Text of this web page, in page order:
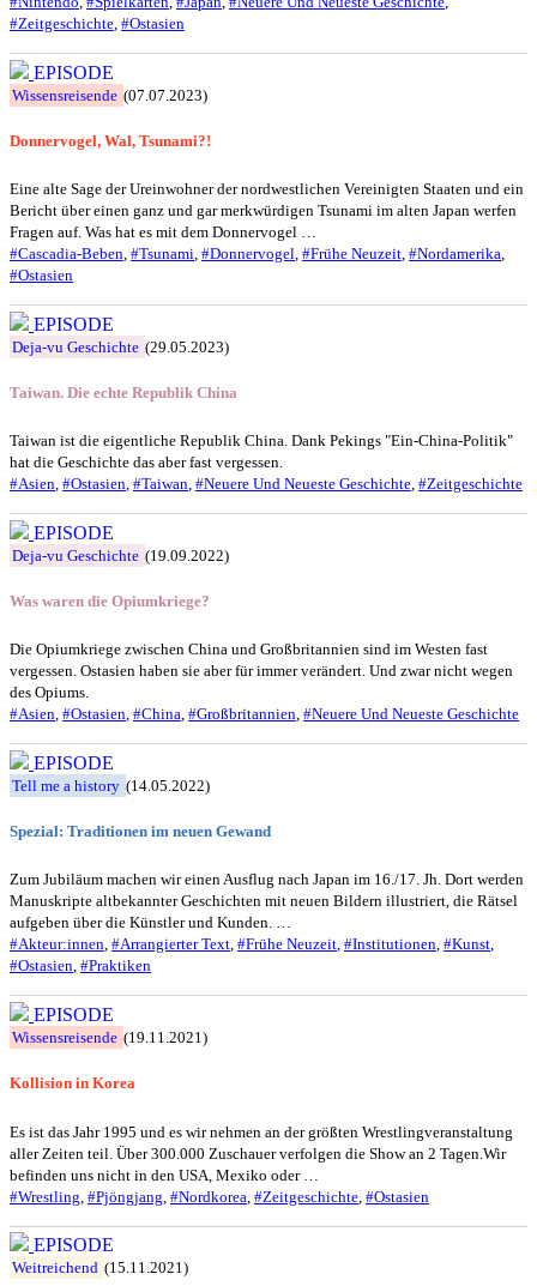
#Zeitgeschichte #Ostasien
EPISODE
Wissensreisende (07.07.2023)
Donnervogel, Wal, Tsunami?!
Eine alte Sage der Ureinwohner der nordwestlichen Vereinigten Staaten und ein
Bericht über einen ganz und gar merkwürdigen Tsunami im alten Japan werfen
Fragen auf. Was hat es mit dem Donnervogel …
#Cascadia-Beben, #Tsunami, #Donnervogel, #Frühe Neuzeit, #Nordamerika,
#Ostasien
EPISODE
Deja-vu Geschichte (29.05.2023)
Taiwan. Die echte Republik China
Taiwan ist die eigentliche Republik China. Dank Pekings "Ein-China-Politik"
hat die Geschichte das aber fast vergessen.
#Asien, #Ostasien, #Taiwan, #Neuere Und Neueste Geschichte, #Zeitgeschichte
EPISODE
Deja-vu Geschichte (19.09.2022)
Was waren die Opiumkriege?
Die Opiumkriege zwischen China und Großbritannien sind im Westen fast
vergessen. Ostasien haben sie aber für immer verändert. Und zwar nicht wegen
des Opiums.
#Asien, #Ostasien, #China, #Großbritannien, #Neuere Und Neueste Geschichte
EPISODE
Tell me a history (14.05.2022)
Spezial: Traditionen im neuen Gewand
Zum Jubiläum machen wir einen Ausflug nach Japan im 16./17. Jh. Dort werden
Manuskripte altbekannter Geschichten mit neuen Bildern illustriert, die Rätsel
aufgeben über die Künstler und Kunden. …
#Akteur:innen, #Arrangierter Text, #Frühe Neuzeit, #Institutionen, #Kunst,
#Ostasien, #Praktiken
EPISODE
Wissensreisende (19.11.2021)
Kollision in Korea
Es ist das Jahr 1995 und es wir nehmen an der größten Wrestlingveranstaltung
aller Zeiten teil. Über 300.000 Zuschauer verfolgen die Show an 2 Tagen.Wir
befinden uns nicht in den USA, Mexiko oder …
#Wrestling #Pjöngjang #Nordkorea #Zeitgeschichte #Ostasien
EPISODE
Weitreichend (15.11.2021)